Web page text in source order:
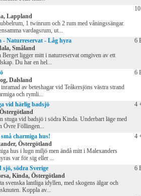
Lappland
1 twinrum och 2 rum med våningssängar.
vardagsrum, ut...
- Naturreservat - Låg hyra
Småland
Berget ligger mitt i naturreservat omgiven av ett
Du har en hel...
6
Dalsland
av beteshagar vid Teåkersjöns västra strand
och rymli...
6
vid härlig badsjö
stuga vid badsjö i södra Kinda. Underbart läge med
Övre Föllingen...
4
charmiga hus!
Östergötland
hus i lugn miljö men ändå mitt i Malexanders
var för sig eller ...
4
sjö, södra Sverige
Kinda, Östergötland
svenska lantliga idyllen, med skogens älgar och
Koppla av...
6